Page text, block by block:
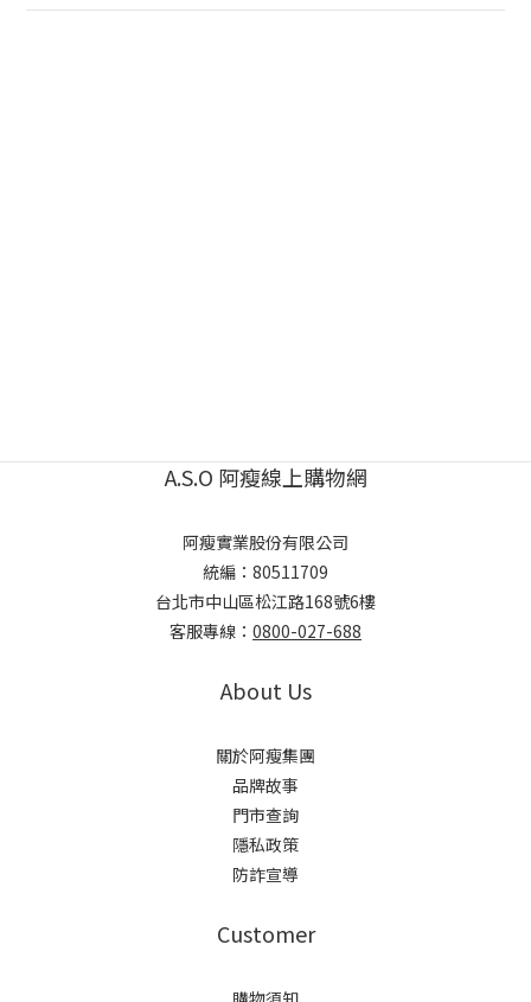
A.S.O 阿瘦線上購物網
阿瘦實業股份有限公司
統編：80511709
台北市中山區松江路168號6樓
客服專線： 0800-027-688
About Us
關於阿瘦集團
品牌故事
門市查詢
隱私政策
防詐宣導
Customer